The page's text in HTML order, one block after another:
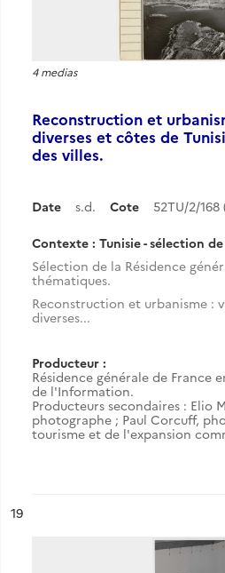
4 medias
Reconstruction et
diverses et côtes de
des villes.
Date s.d. Cote 52TU/2/
Contexte : Tunisie - sélection
Sélection de la Résidence
thématiques.
Reconstruction et urbanisme :
diverses...
Producteur :
Résidence générale de France
de l'Information.
Producteurs secondaires : Elio
photographe ; Paul Corcuff,
tourisme et de l'expansion
n°
19